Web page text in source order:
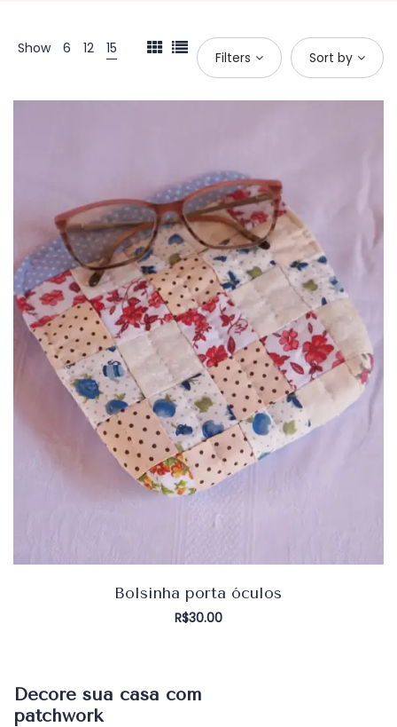
Show 6 12 15
Filters Sort by
Bolsinha porta óculos
R$30.00
Decore sua casa com
patchwork